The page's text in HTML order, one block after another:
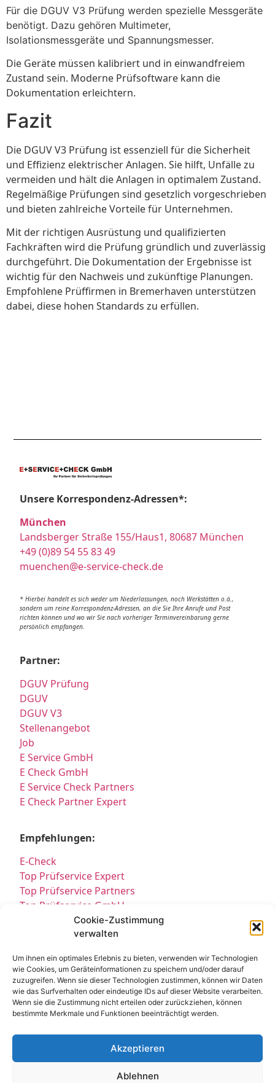
Cookie-Zustimmung
verwalten
Um ihnen ein optimales Erlebnis zu bieten, verwenden wir Technologien
wie Cookies, um Geräteinformationen zu speichern und/oder darauf
zuzugreifen. Wenn sie dieser Technologien zustimmen, können wir Daten
wie das Surfverhalten oder eindeutige IDs auf dieser Website verarbeiten.
Wenn sie die Zustimmung nicht erteilen oder zurückziehen, können
bestimmte Merkmale und Funktionen beeinträchtigt werden.
Akzeptieren
Ablehnen
Für die DGUV V3 Prüfung werden spezielle Messgeräte
benötigt. Dazu gehören Multimeter,
Isolationsmessgeräte und Spannungsmesser.
Die Geräte müssen kalibriert und in einwandfreiem
Zustand sein. Moderne Prüfsoftware kann die
Dokumentation erleichtern.
Fazit
Die DGUV V3 Prüfung ist essenziell für die Sicherheit
und Effizienz elektrischer Anlagen. Sie hilft, Unfälle zu
vermeiden und hält die Anlagen in optimalem Zustand.
Regelmäßige Prüfungen sind gesetzlich vorgeschrieben
und bieten zahlreiche Vorteile für Unternehmen.
Mit der richtigen Ausrüstung und qualifizierten
Fachkräften wird die Prüfung gründlich und zuverlässig
durchgeführt. Die Dokumentation der Ergebnisse ist
wichtig für den Nachweis und zukünftige Planungen.
Empfohlene Prüffirmen in Bremerhaven unterstützen
dabei, diese hohen Standards zu erfüllen.
Unsere Korrespondenz-Adressen*:
München
Landsberger Straße 155/Haus1, 80687 München
+49 (0)89 54 55 83 49
muenchen@e-service-check.de
* Hierbei handelt es sich weder um Niederlassungen, noch Werkstätten o.ä.,
sondern um reine Korrespondenz-Adressen, an die Sie Ihre Anrufe und Post
richten können und wo wir Sie nach vorheriger Terminvereinbarung gerne
persönlich empfangen.
Partner:
DGUV Prüfung
DGUV
DGUV V3
Stellenangebot
Job
E Service GmbH
E Check GmbH
E Service Check Partners
E Check Partner Expert
Empfehlungen:
E-Check
Top Prüfservice Expert
Top Prüfservice Partners
Top Prüfservice GmbH
Prüfung DGUV3 GmbH
Sicherheitsprüfungen Partners
Prüfung E-Check Expert
Prüfung elektrischer Anlagen